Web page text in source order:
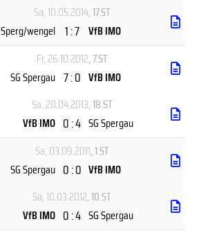
Sa, 10.05.2014, 17.ST
Sperg/wengel 1 : 7 VfB IMO
Fr, 26.10.2012, 7.ST
SG Spergau 7 : 0 VfB IMO
Sa, 20.04.2013, 18.ST
VfB IMO 0 : 4 SG Spergau
Sa, 03.09.2011, 1.ST
SG Spergau 0 : 0 VfB IMO
Sa, 10.03.2012, 10.ST
VfB IMO 0 : 4 SG Spergau